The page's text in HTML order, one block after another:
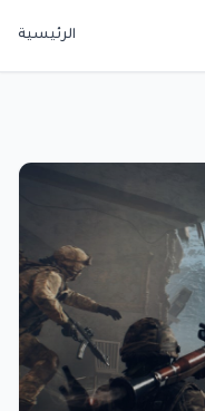
الرئيسية